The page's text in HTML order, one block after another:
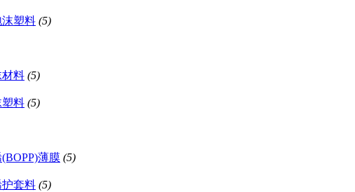
塑料 (5)
料 (5)
料 (5)
薄膜 (5)
套料 (5)